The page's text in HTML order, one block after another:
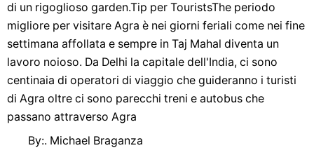
di un rigoglioso garden.Tip per TouristsThe periodo
migliore per visitare Agra è nei giorni feriali come nei fine
settimana affollata e sempre in Taj Mahal diventa un
lavoro noioso. Da Delhi la capitale dell'India, ci sono
centinaia di operatori di viaggio che guideranno i turisti
di Agra oltre ci sono parecchi treni e autobus che
passano attraverso Agra
By:. Michael Braganza